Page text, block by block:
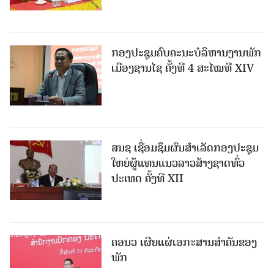
ກອງປະຊຸມຄົບຄະນະບໍລິຫານງານພັກ
ເມືອງຊານ​ໄຊ ຄັ້ງທີ 4 ສະໄໝທີ XIV
ສນຊ ເຊື່ອມຊຶມຜົນສໍາເລັດກອງປະຊຸມ
ໃຫຍ່ຜູ້ແທນແນວລາວສ້າງຊາດທົ່ວ
ປະເທດ ຄັ້ງທີ XII
ຄອນວ ເຜີຍແຜ່ເອກະສານສໍາຄັນຂອງ
ພັກ